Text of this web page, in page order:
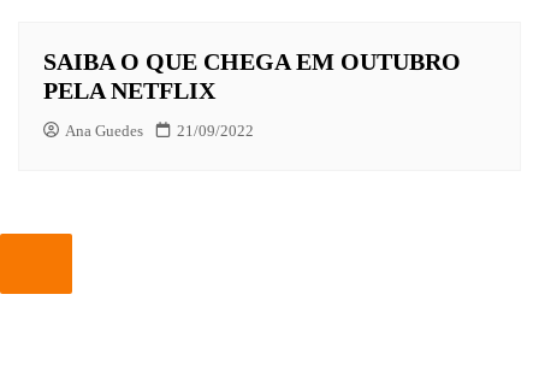
SAIBA O QUE CHEGA EM OUTUBRO
PELA NETFLIX
Ana Guedes 21/09/2022